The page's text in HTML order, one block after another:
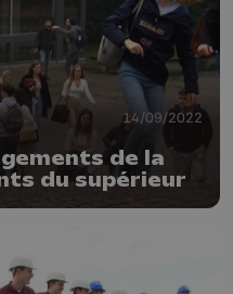
14/09/2022
de la
du supérieur